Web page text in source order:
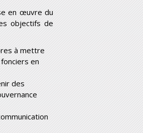
en œuvre du
objectifs de
à mettre
en
des